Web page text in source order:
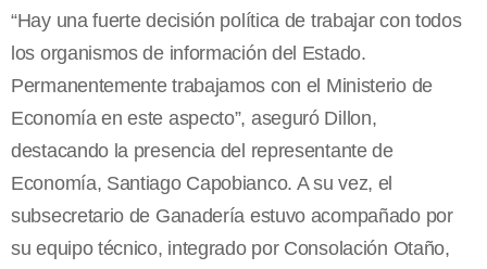
“Hay una fuerte decisión política de trabajar con todos
los organismos de información del Estado.
Permanentemente trabajamos con el Ministerio de
Economía en este aspecto”, aseguró Dillon,
destacando la presencia del representante de
Economía, Santiago Capobianco. A su vez, el
subsecretario de Ganadería estuvo acompañado por
su equipo técnico, integrado por Consolación Otaño,